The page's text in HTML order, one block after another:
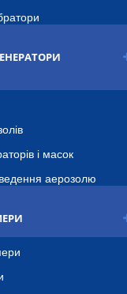
і масок
аерозолю